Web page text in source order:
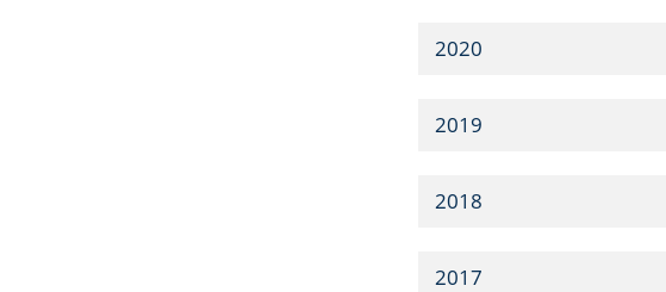
2020
2019
2018
2017